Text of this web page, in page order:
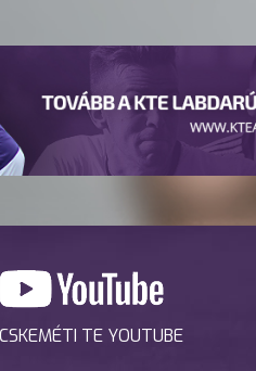
TE YOUTUBE